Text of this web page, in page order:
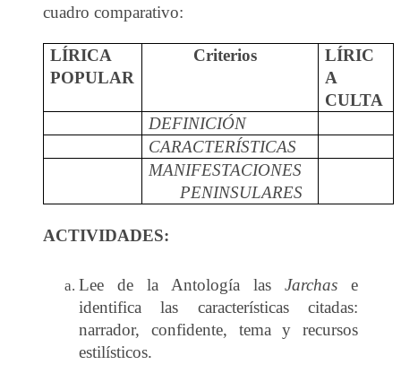
cuadro comparativo:
LÍRICA
POPULAR
Criterios
LÍRIC
A
CULTA
DEFINICIÓN
CARACTERÍSTICAS
MANIFESTACIONES
PENINSULARES
ACTIVIDADES:
Lee de la Antología las Jarchas e
identifica las características citadas:
narrador, confidente, tema y recursos
estilísticos.